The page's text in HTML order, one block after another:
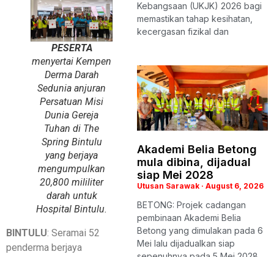
PESERTA
menyertai Kempen
Derma Darah
Sedunia anjuran
Persatuan Misi
Dunia Gereja
Tuhan di The
Spring Bintulu
yang berjaya
mengumpulkan
20,800 mililiter
darah untuk
Hospital Bintulu.
BINTULU: Seramai 52
penderma berjaya
Kebangsaan (UKJK) 2026 bagi
memastikan tahap kesihatan,
kecergasan fizikal dan
Akademi Belia Betong
mula dibina, dijadual
siap Mei 2028
Utusan Sarawak August 6, 2026
BETONG: Projek cadangan
pembinaan Akademi Belia
Betong yang dimulakan pada 6
Mei lalu dijadualkan siap